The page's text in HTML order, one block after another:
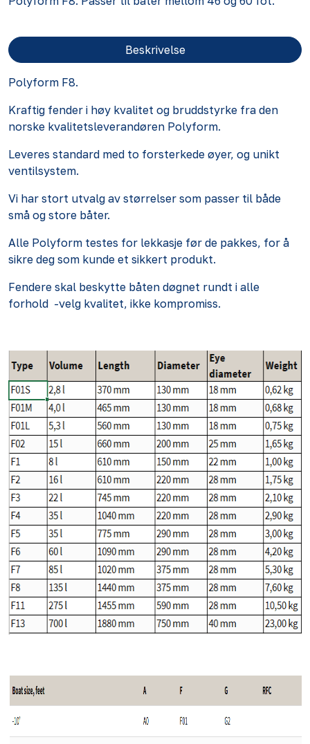
Beskrivelse
Polyform F8.
Kraftig fender i høy kvalitet og bruddstyrke fra den
norske kvalitetsleverandøren Polyform.
Leveres standard med to forsterkede øyer, og unikt
ventilsystem.
Vi har stort utvalg av størrelser som passer til både
små og store båter.
Alle Polyform testes for lekkasje før de pakkes, for å
sikre deg som kunde et sikkert produkt.
Fendere skal beskytte båten døgnet rundt i alle
forhold -velg kvalitet, ikke kompromiss.